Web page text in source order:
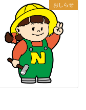
おしらせ